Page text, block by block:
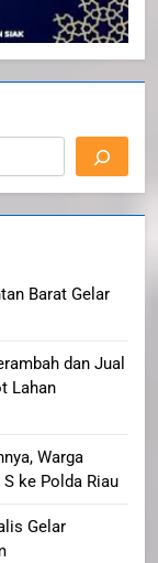
Barat Gelar
dan Jual
Lahan
Warga
ke Polda Riau
Gelar